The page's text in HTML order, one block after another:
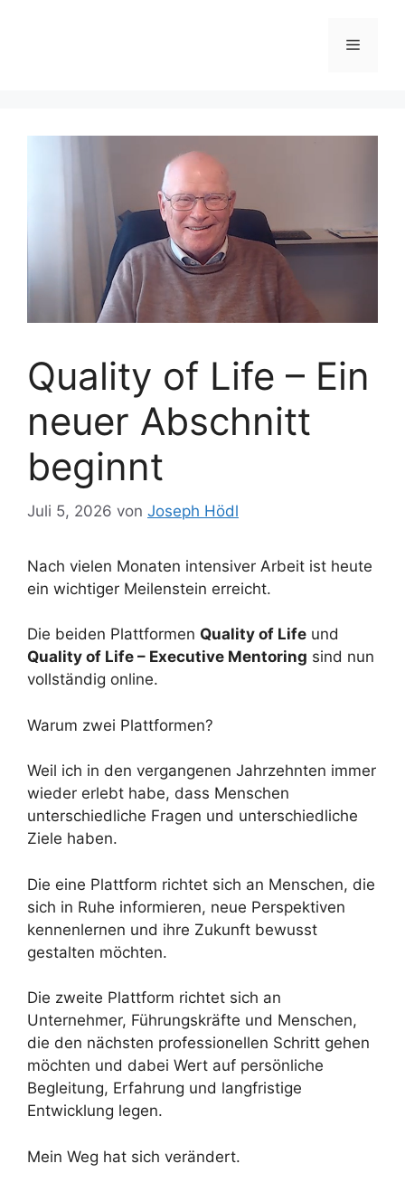
Menü
Quality of Life – Ein
neuer Abschnitt
beginnt
Juli 5, 2026 von Joseph Hödl
Nach vielen Monaten intensiver Arbeit ist heute
ein wichtiger Meilenstein erreicht.
Die beiden Plattformen Quality of Life und
Quality of Life – Executive Mentoring sind nun
vollständig online.
Warum zwei Plattformen?
Weil ich in den vergangenen Jahrzehnten immer
wieder erlebt habe, dass Menschen
unterschiedliche Fragen und unterschiedliche
Ziele haben.
Die eine Plattform richtet sich an Menschen, die
sich in Ruhe informieren, neue Perspektiven
kennenlernen und ihre Zukunft bewusst
gestalten möchten.
Die zweite Plattform richtet sich an
Unternehmer, Führungskräfte und Menschen,
die den nächsten professionellen Schritt gehen
möchten und dabei Wert auf persönliche
Begleitung, Erfahrung und langfristige
Entwicklung legen.
Mein Weg hat sich verändert.